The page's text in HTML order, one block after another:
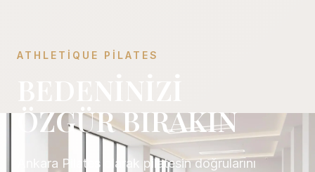
ATHLETIQUE PILATES
ÖZGÜR BIRAKIN
Ankara Pilates olarak pilatesin doğrularını